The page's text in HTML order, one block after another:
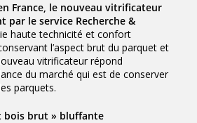
France, le nouveau vitrificateur
par le service Recherche &
haute technicité et confort
l’aspect brut du parquet et
vitrificateur répond
du marché qui est de conserver
parquets.
bois brut » bluffante